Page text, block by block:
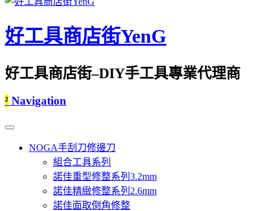
好工具商店街YenG
好工具商店街–DIY手工具專業代理商
² Navigation
NOGA手刮刀修邊刀
組合工具系列
諾佳重型修整系列3.2mm
諾佳精緻修整系列2.6mm
諾佳面取倒角修整